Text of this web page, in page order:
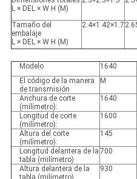
L × DEL × W H (M)
Tamaño del
embalaje
L × DEL × W H (M)
2.4×1.42×1.7
Modelo 1640
El código de la manera
de transmisión
M
Anchura de corte
(milímetro):
1640
Longitud de corte
(milímetro):
1600
Altura del corte
(milímetro):
145
Longitud delantera de la
tabla (milímetro)
700
Altura delantera de la
930